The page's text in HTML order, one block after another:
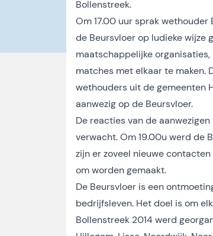
Bollenstreek.
Om 17.00 uur sprak
de Beursvloer op ludieke wijze
maatschappelijke
matches met elkaar te maken.
wethouders uit de gemeenten
aanwezig op de Beursvloer.
De reacties van de
verwacht. Om 19.00u werd de
zijn er zoveel nieuwe
om worden gemaakt.
De Beursvloer is een
bedrijfsleven. Het doel is om
Bollenstreek 2014 werd